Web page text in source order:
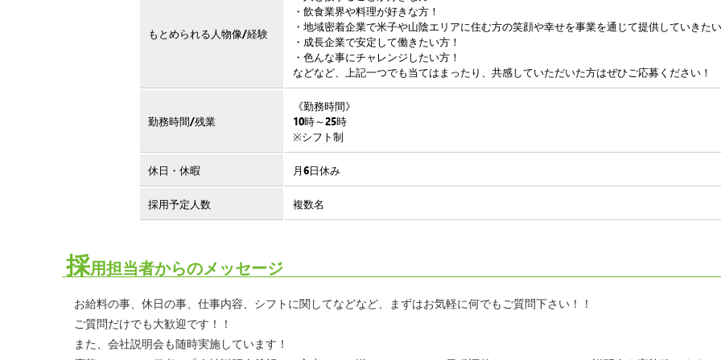
もとめられる人物像/経験
・飲食業界や料理が好きな方！
・地域密着企業で米子や山陰エリアに住む方の笑顔や幸せを事業を通じて提供していきた
・成長企業で安定して働きたい方！
・色んな事にチャレンジしたい方！
などなど、上記一つでも当てはまったり、共感していただいた方はぜひご応募ください！
勤務時間/残業
《勤務時間》
10時～25時
※シフト制
休日・休暇 月6日休み
採用予定人数 複数名
採用担当者からのメッセージ
お給料の事、休日の事、仕事内容、シフトに関してなどなど、まずはお気軽に何でもご質問下さい！！
ご質問だけでも大歓迎です！！
また、会社説明会も随時実施しています！